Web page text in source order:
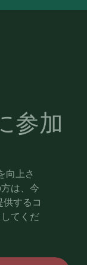
参加
向上さ
は、今
供するコ
てくだ